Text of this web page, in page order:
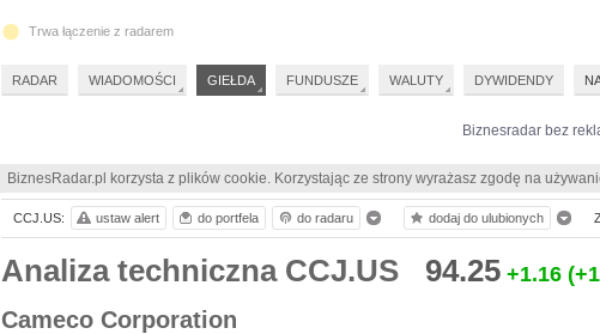
Biznesradar bez
BiznesRadar.pl korzysta z plików cookie. Korzystając ze strony wyrażasz zgodę na
Analiza techniczna CCJ.US 94.25 +1.16
Cameco Corporation
CCJ.US: ustaw alert do portfela do radaru dodaj do ulubionych
Trwa łączenie z radarem
RADAR WIADOMOŚCI GIEŁDA FUNDUSZE WALUTY DYWIDENDY